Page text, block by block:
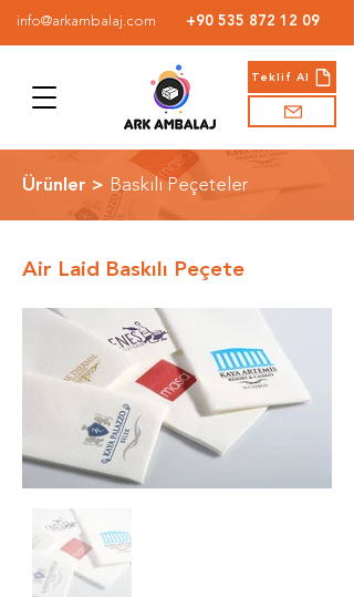
info@arkambalaj.com +90 535 872 12 09
Teklif Al
Ürünler > Baskılı Peçeteler
Air Laid Baskılı Peçete